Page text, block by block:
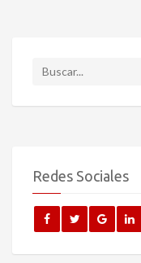
Redes Sociales